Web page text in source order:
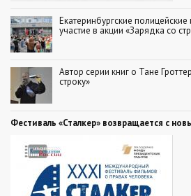
Екатеринбургские
участие в акции «Зарядка со
Автор серии книг о Тане
строку»
Фестиваль «Сталкер» возвращается с